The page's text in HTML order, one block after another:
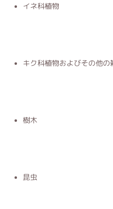
イネ科植物
キク科植物およびその他の
樹木
昆虫